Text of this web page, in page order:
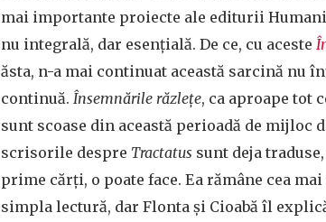
mai importante proiecte ale editurii
nu integrală, dar esențială. De ce, cu aceste
ăsta, n-a mai continuat această sarcină nu
continuă. Însemnările răzlețe, ca aproape tot
sunt scoase din această perioadă de mijloc
scrisorile despre Tractatus sunt deja
prime cărți, o poate face. Ea rămâne cea
simpla lectură, dar Flonta și Cioabă îl